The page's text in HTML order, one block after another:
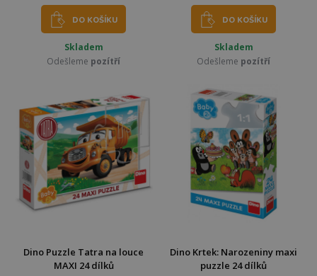
DO KOŠÍKU
Skladem
Odešleme pozítří
DO KOŠÍKU
Skladem
Odešleme pozítří
Dino Puzzle Tatra na louce
MAXI 24 dílků
Dino Krtek: Narozeniny maxi
puzzle 24 dílků